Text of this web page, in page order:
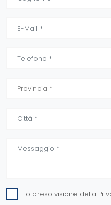
Ho preso visione della